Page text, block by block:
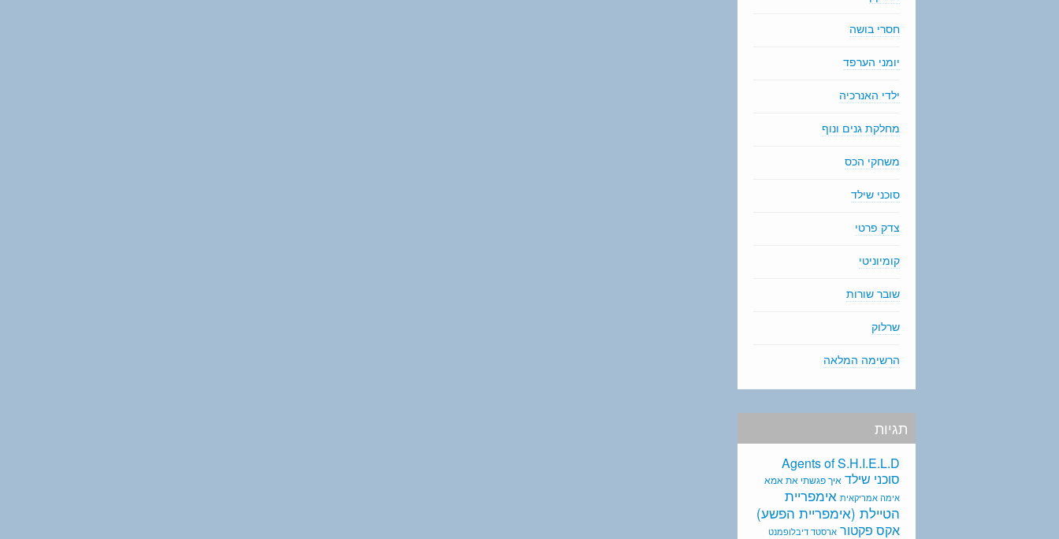
חסרי בושה
יומני הערפד
ילדי האנרכיה
מחלקת גנים ונוף
משחקי הכס
סוכני שילד
צדק פרטי
קומיוניטי
שובר שורות
שרלוק
הרשימה המלאה
תגיות
Agents of S.H.I.E.L.D
סוכני שילד איך פגשתי את אמא
אימה אמריקאית אימפריית
הטיילת (אימפריית הפשע)
אקס פקטור ארסטד דיבלופמנט